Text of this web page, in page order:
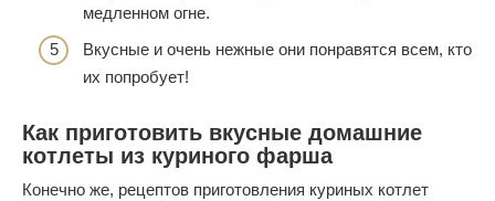
медленном огне.
Вкусные и очень нежные они понравятся всем, кто
их попробует!
Как приготовить вкусные домашние
котлеты из куриного фарша
Конечно же, рецептов приготовления куриных котлет